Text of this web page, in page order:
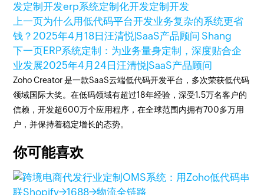
发定制开发erp系统定制化开发定制开发
上一页为什么用低代码平台开发业务复杂的系统更省
钱？2025年4月18日汪清悦|SaaS产品顾问 Shang
下一页ERP系统定制：为业务量身定制，深度贴合企
业发展2025年4月24日汪清悦|SaaS产品顾问
Zoho Creator 是一款SaaS云端低代码开发平台，多次荣获低代码
领域国际大奖。在低码领域有超过18年经验，深受1.5万名客户的
信赖，开发超600万个应用程序，在全球范围内拥有700多万用
户，并保持着稳定增长的态势。
你可能喜欢